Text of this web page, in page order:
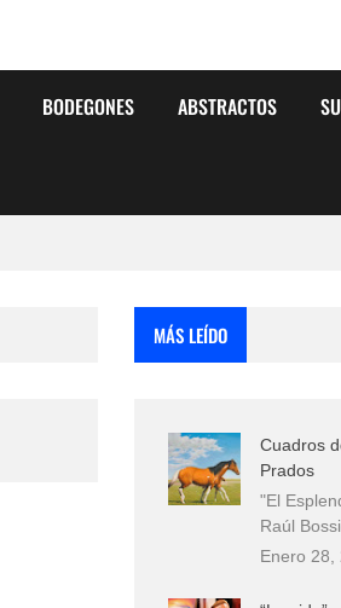
BODEGONES ABSTRACTOS
MÁS LEÍDO
Cuadros
Prados
"El
Raúl
Enero 28,